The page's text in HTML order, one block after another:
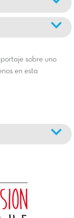
sobre uno
en esta